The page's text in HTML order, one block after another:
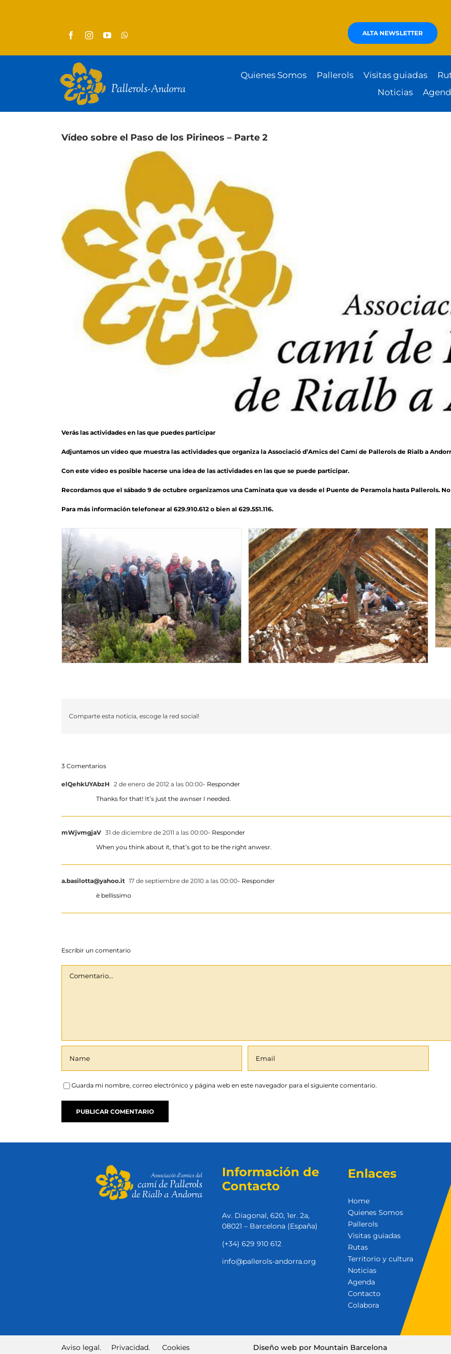
ALTA NEWSLETTER
Quienes Somos Pallerols Visitas guiadas
Noticias
Vídeo sobre el Paso de los Pirineos – Parte 2
Verás las actividades en las que puedes participar
Adjuntamos un vídeo que muestra las actividades que organiza la Associació d’Amics del Camí de Pallerols de Rialb a
Con este vídeo es posible hacerse una idea de las actividades en las que se puede participar.
Recordamos que el sábado 9 de octubre organizamos una Caminata que va desde el Puente de Peramola hasta Pallerols.
Para más información telefonear al 629.910.612 o bien al 629.551.116.
Comparte esta noticia, escoge la red social!
3 Comentarios
elQehkUYAbzH 2 de enero de 2012 a las 00:00- Responder
Thanks for that! It’s just the awnser I needed.
mWjvmgjaV 31 de diciembre de 2011 a las 00:00- Responder
When you think about it, that’s got to be the right anwesr.
a.basilotta@yahoo.it 17 de septiembre de 2010 a las 00:00- Responder
è bellissimo
Escribir un comentario
Guarda mi nombre, correo electrónico y página web en este navegador para el siguiente comentario.
Información de
Contacto
Av. Diagonal, 620, 1er. 2a,
08021 – Barcelona (España)
(+34) 629 910 612
info@pallerols-andorra.org
Enlaces
Home
Quienes Somos
Pallerols
Visitas guiadas
Rutas
Territorio y cultura
Noticias
Agenda
Contacto
Colabora
Aviso legal. Privacidad. Cookies Diseño web por Mountain Barcelona